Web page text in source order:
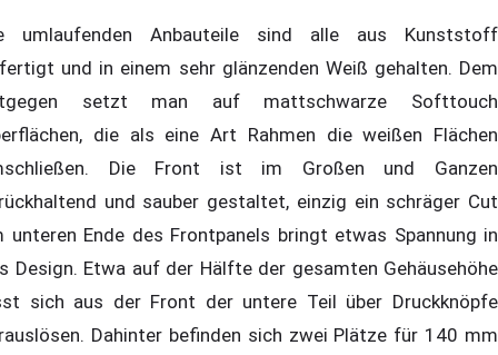
umlaufenden Anbauteile sind alle aus Kunststoff
und in einem sehr glänzenden Weiß gehalten. Dem
setzt man auf mattschwarze Softtouch
die als eine Art Rahmen die weißen Flächen
Die Front ist im Großen und Ganzen
und sauber gestaltet, einzig ein schräger Cut
unteren Ende des Frontpanels bringt etwas Spannung in
Design. Etwa auf der Hälfte der gesamten Gehäusehöhe
sich aus der Front der untere Teil über Druckknöpfe
Dahinter befinden sich zwei Plätze für 140 mm